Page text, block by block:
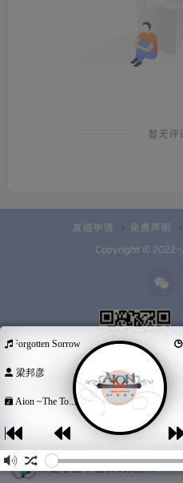
暂无评
友链申请 免责声明
Copyright © 2022-
扫码加微信
欢迎您留下宝贵的见解！
Sorrow (Eng.ver)
梁邦彦
Aion ~The To...